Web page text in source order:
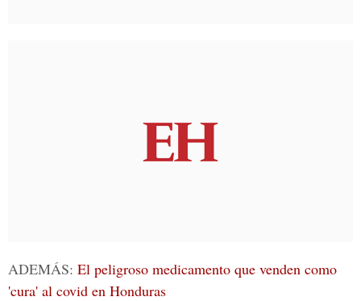
ADEMÁS: El peligroso medicamento que venden como
'cura' al covid en Honduras